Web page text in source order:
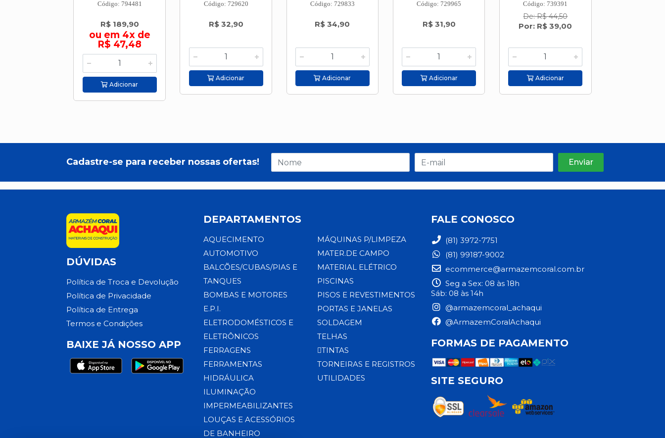
Código: 794481
R$ 189,90
ou em 4x de
R$ 47,48
Adicionar
Código: 729620
R$ 32,90
Adicionar
Código: 729833
R$ 34,90
Adicionar
Código: 729965
R$ 31,90
Adicionar
Código: 739391
De: R$ 44,50
Por: R$ 39,00
Adicionar
Cadastre-se para receber nossas ofertas!
DÚVIDAS
Política de Troca e Devolução
Política de Privacidade
Política de Entrega
Termos e Condições
BAIXE JÁ NOSSO APP
DEPARTAMENTOS
AQUECIMENTO
AUTOMOTIVO
BALCÕES/CUBAS/PIAS E
TANQUES
BOMBAS E MOTORES
E.P.I.
ELETRODOMÉSTICOS E
ELETRÔNICOS
FERRAGENS
FERRAMENTAS
HIDRÁULICA
ILUMINAÇÃO
IMPERMEABILIZANTES
LOUÇAS E ACESSÓRIOS
DE BANHEIRO
MÁQUINAS P/LIMPEZA
MATER.DE CAMPO
MATERIAL ELÉTRICO
PISCINAS
PISOS E REVESTIMENTOS
PORTAS E JANELAS
SOLDAGEM
TELHAS
TINTAS
TORNEIRAS E REGISTROS
UTILIDADES
FALE CONOSCO
(81) 3972-7751
(81) 99187-9002
ecommerce@armazemcoral.com.br
Seg a Sex: 08 às 18h
Sáb: 08 às 14h
@armazemcoral_achaqui
@ArmazemCoralAchaqui
FORMAS DE PAGAMENTO
SITE SEGURO